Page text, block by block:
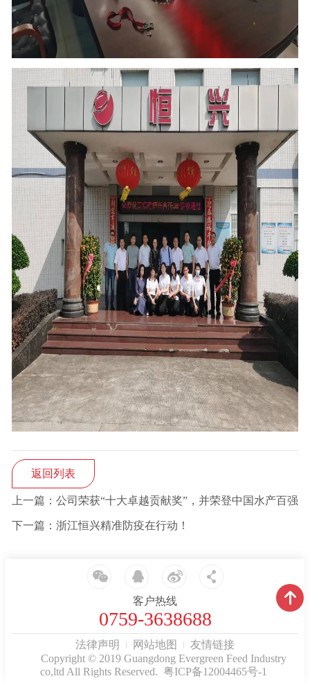
返回列表
上一篇：公司荣获“十大卓越贡献奖”，并荣登中国水产百强
下一篇：浙江恒兴精准防疫在行动！
客户热线
0759-3638688
法律声明 网站地图
友情链接
Copyright © 2019 Guangdong Evergreen Feed Industry
co,ltd All Rights Reserved. 粤ICP备12004465号-1